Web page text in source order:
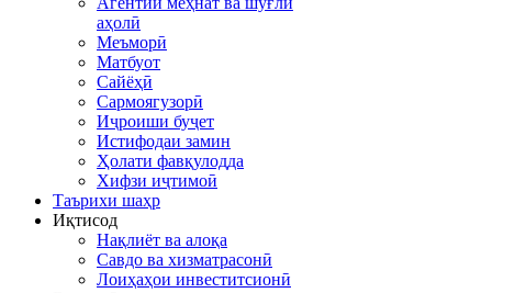
аҳолӣ
Меъморӣ
Матбуот
Сайёҳӣ
Сармоягузорӣ
Иҷроиши буҷет
Истифодаи замин
Ҳолати фавқулодда
Хифзи иҷтимоӣ
Таърихи шаҳр
Иқтисод
Нақлиёт ва алоқа
Савдо ва хизматрасонӣ
Лоиҳаҳои инвеститсионӣ